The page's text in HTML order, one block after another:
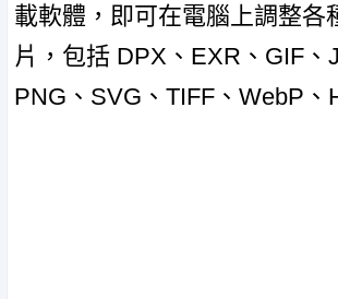
載軟體，即可在電腦上調整各
片，包括 DPX、EXR、GIF、
PNG、SVG、TIFF、WebP、